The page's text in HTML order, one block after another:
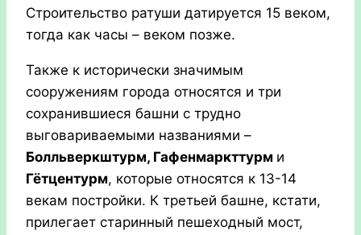
Строительство ратуши датируется 15 веком,
тогда как часы – веком позже.
Также к исторически значимым
сооружениям города относятся и три
сохранившиеся башни с трудно
выговариваемыми названиями –
Болльверкштурм, Гафенмаркттурм и
Гётцентурм, которые относятся к 13-14
векам постройки. К третьей башне, кстати,
прилегает старинный пешеходный мост,